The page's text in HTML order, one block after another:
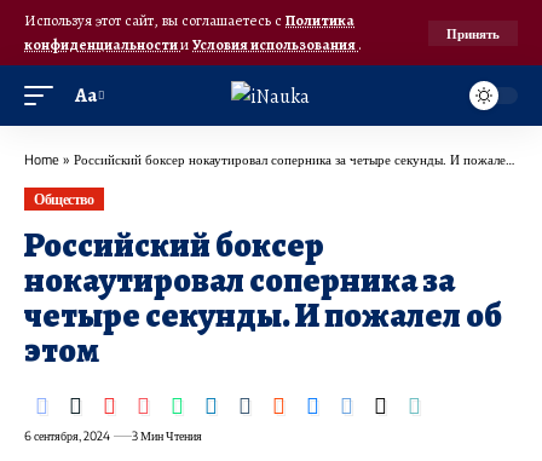
Используя этот сайт, вы соглашаетесь с Политика
конфиденциальностииУсловия использования.
Принять
Аа
Home » Российский боксер нокаутировал соперника за четыре секунды. И пожалел об этом
Общество
Российский боксер
нокаутировал соперника за
четыре секунды. И пожалел об
этом
6 сентября, 2024 3 Мин Чтения